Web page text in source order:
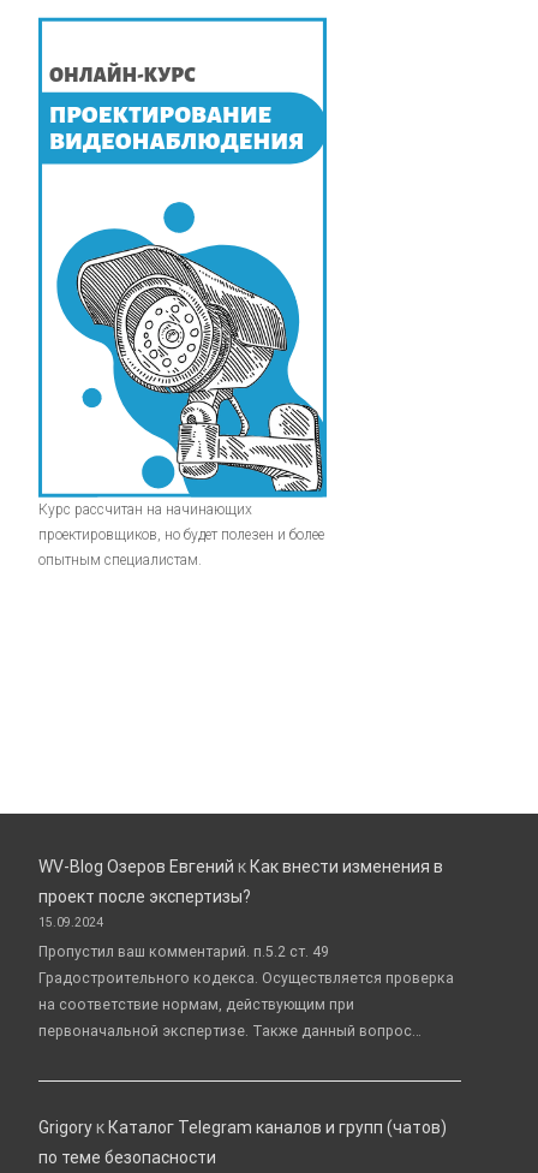
Курс рассчитан на начинающих
проектировщиков, но будет полезен и более
опытным специалистам.
WV-Blog Озеров Евгений к Как внести изменения в
проект после экспертизы?
15.09.2024
Пропустил ваш комментарий. п.5.2 ст. 49
Градостроительного кодекса. Осуществляется проверка
на соответствие нормам, действующим при
первоначальной экспертизе. Также данный вопрос…
GrigoryкКаталог Telegram каналов и групп (чатов)
по теме безопасности